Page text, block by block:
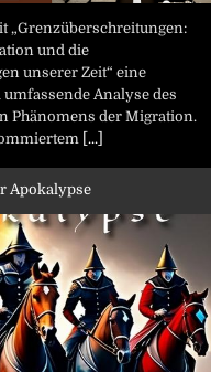
„Grenzüberschreitungen:
und die
unserer Zeit“ eine
Analyse des
Phänomens der Migration.
[...]
Apokalypse